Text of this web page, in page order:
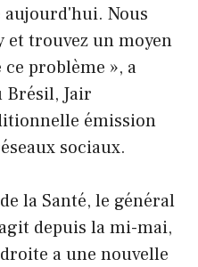
aujourd'hui. Nous
et trouvez un moyen
ce problème », a
Brésil, Jair
émission
sociaux.
la Santé, le général
depuis la mi-mai,
a une nouvelle